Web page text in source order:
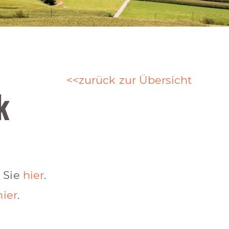
zurück zur Übersicht
hier.
.